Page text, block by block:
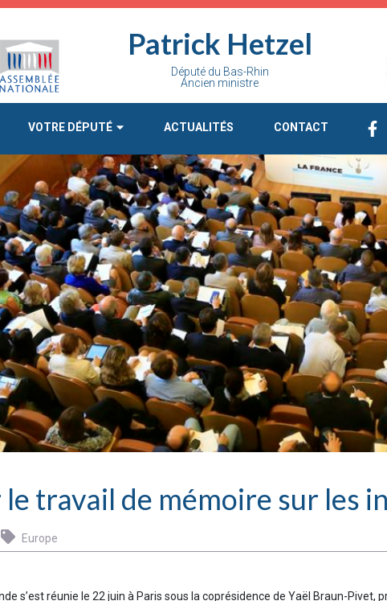
Patrick Hetzel
Député du Bas-Rhin
Ancien ministre
VOTRE DÉPUTÉ ACTUALITÉS CONTACT
le travail de mémoire sur les
Europe
s’est réunie le 22 juin à Paris sous la coprésidence de Yaël Braun-Pivet,